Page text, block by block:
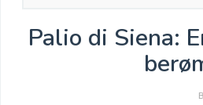
Palio di Siena: